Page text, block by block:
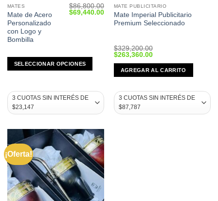
MATES
Mate de Acero
Personalizado
con Logo y
Bombilla
$86,800.00
Original
$69,440.00Current
price
SELECCIONAR OPCIONES
This
product
multiple
The
options
be
chosen
on
product
page
MATE PUBLICITARIO
Mate Imperial Publicitario
Premium Seleccionado
$329,200.00
Original
was:
$329,200.00.
$263,360.00Current
is:
$263,360.00.
AGREGAR AL CARRITO
¡Oferta!